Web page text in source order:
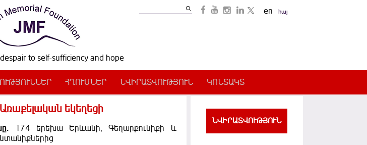
en հայ
to self-sufficiency and hope
ՀՂՈՒՄՆԵՐ ՆՎԻՐԱՏՎՈՒԹՅՈՒՆ ԿՈՆՏԱԿՏ
եկեղեցի
174 երեխա Երևանի, Գեղարքունիքի և
ՆՎԻՐԱՏՎՈՒԹՅՈՒՆ